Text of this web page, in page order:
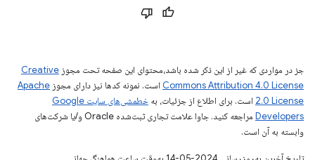
جز در مواردی که غیر از این ذکر شده باشد،‌محتوای این صفحه تحت مجوز Creative
Commons Attribution 4.0 License است. نمونه کدها نیز دارای مجوز Apache
2.0 License است. برای اطلاع از جزئیات، به
خطمشی‌های سایت Google
Developers‏
مراجعه کنید. جاوا علامت تجاری ثبت‌شده Oracle و/یا شرکت‌های
وابسته به آن است.